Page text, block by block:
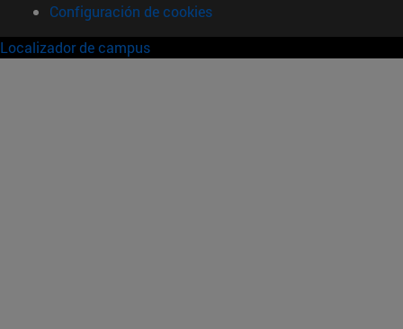
Configuración de cookies
Localizador de campus